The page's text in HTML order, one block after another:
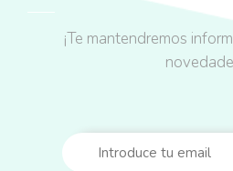
¡Te mantendremos